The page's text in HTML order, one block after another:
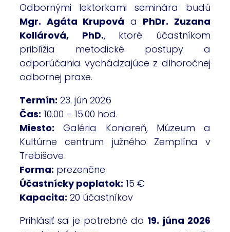
Odbornými lektorkami seminára budú
Mgr. Agáta Krupová a PhDr. Zuzana
Kollárová, PhD., ktoré účastníkom
priblížia metodické postupy a
odporúčania vychádzajúce z dlhoročnej
odbornej praxe.
Termín: 23. jún 2026
Čas: 10.00 – 15.00 hod.
Miesto: Galéria Koniareň, Múzeum a
Kultúrne centrum južného Zemplína v
Trebišove
Forma: prezenčne
Účastnícky poplatok: 15 €
Kapacita: 20 účastníkov
Prihlásiť sa je potrebné do 19. júna 2026